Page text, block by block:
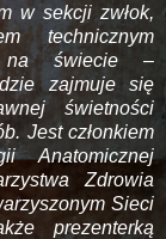
w sekcji zwłok,
technicznym
na świecie –
zajmuje się
świetności
Jest członkiem
Anatomicznej
Zdrowia
Sieci
prezenterką